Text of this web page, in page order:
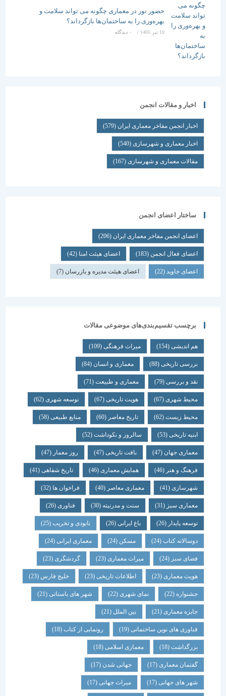
حضور نور در معماری چگونه می تواند سلامت و
بهره‌وری را به ساختمان‌ها بازگرداند؟
/ ۰ دیدگاه
اخبار و مقالات انجمن
اخبار انجمن مفاخر معماری ایران (579)
اخبار معماری و شهرسازی(540)
مقالات معماری و شهرسازی(167)
ساختار اعضای انجمن
اعضای انجمن مفاخر معماری ایران (206)
اعضای فعال انجمن(183) اعضای هیئت امنا(42)
اعضای جاوید(22) اعضای هیئت مدیره و بازرسان(7)
برچسب تقسیم‌بندی‌های موضوعی مقالات
هم اندیشی (154) میراث فرهنگی (109)
بررسی تاریخی (88) معماری و انسان (84)
نقد و بررسی (79) معماری و طبیعت (71)
محیط شهری(67) هویت تاریخی(67) توسعه شهری(62)
محیط زیست(62) تاریخ معاصر(60) منابع طبیعی(58)
ابنیه تاریخی(53) سالروز و نکوداشت(52)
معماری جهان (47) بافت تاریخی(47) روز معمار(47)
فرهنگ و هنر(46) همایش معماری (46) تاریخ شفاهی (41)
شهرسازی(41) معماری معاصر(40) فراخوان ها (32)
معماری سبز(31) سنت و مدرنیته(30) فناوری (26)
توسعه پایدار(26) باغ ایرانی(26) نابودی و تخریب(25)
دوسالانه کتاب(24) مسکن (24) معماری ایرانی(24)
فضای سبز(24) میراث معماری (23) گردشگری (23)
هویت معماری (23) اطلاعات تاریخی(23) خلیج فارس(23)
جشنواره(22) نمای شهری(22) شهر های باستانی (21)
جایزه معماری (21) بین الملل(21)
فناوری های نوین ساختمانی(19) رونمایی از کتاب (18)
بزرگداشت (18) معماری اسلامی(18)
گفتمان معماری (17) جهانی شدن(17)
شهر های جهانی(17) میراث جهانی(17)